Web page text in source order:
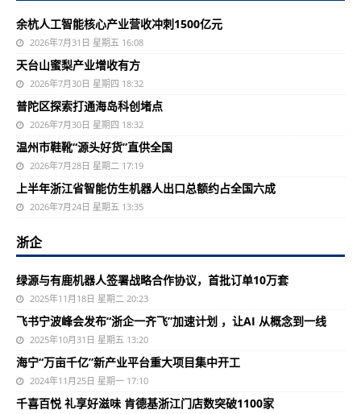
余杭人工智能核心产业营收冲刺1500亿元
2026年7月31日 星期五 16:08
天台山蜜梨产业增收有方
2026年7月30日 星期四 18:32
普陀区探索打通海岛科创堵点
2026年7月30日 星期四 18:32
温州市鞋靴“源头好货”直供全国
2026年7月28日 星期二 17:19
上半年浙江省智能仿生机器人出口总额约占全国六成
2026年7月24日 星期五 13:35
浙企
绿源与有鹿机器人签署战略合作协议，首批订单10万套
2025年11月18日 星期二 20:23
飞书宁波峰会发布“浙企一齐飞”加速计划 ，让AI 从概念到一线
2025年10月31日 星期五 13:20
海宁“万亩千亿”新产业平台重大项目集中开工
2024年11月25日 星期一 17:10
千喜百悦 礼享好滋味 肯德基浙江门店数突破1100家